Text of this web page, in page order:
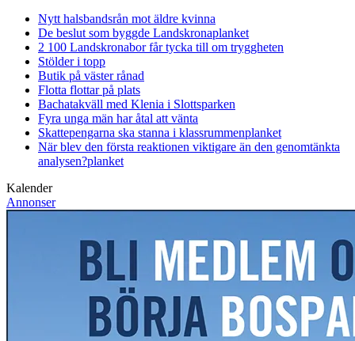
Nytt halsbandsrån mot äldre kvinna
De beslut som byggde Landskronaplanket
2 100 Landskronabor får tycka till om tryggheten
Stölder i topp
Butik på väster rånad
Flotta flottar på plats
Bachatakväll med Klenia i Slottsparken
Fyra unga män har åtal att vänta
Skattepengarna ska stanna i klassrummenplanket
När blev den första reaktionen viktigare än den genomtänkta
analysen?planket
Kalender
Annonser